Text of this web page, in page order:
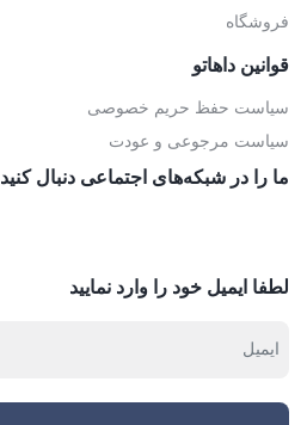
فروشگاه
قوانین داهاتو
سیاست حفظ حریم خصوصی
سیاست مرجوعی و عودت
ما را در شبکه‌های اجتماعی دنبال کنید
لطفا ایمیل خود را وارد نمایید